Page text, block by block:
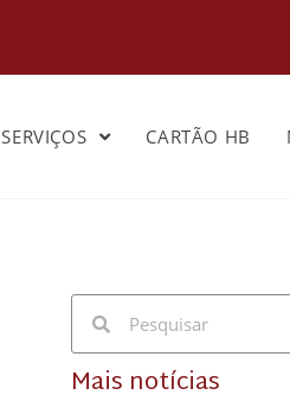
SERVIÇOS CARTÃO HB
Mais notícias